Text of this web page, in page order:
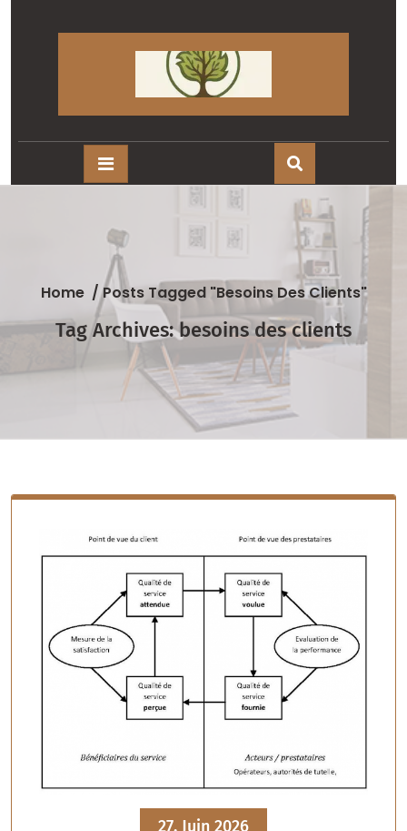
Home/Posts Tagged "besoins Des Clients"
Tag Archives: besoins des clients
27, Juin 2026